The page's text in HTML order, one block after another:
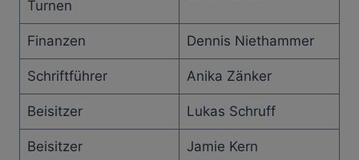
Turnen
Finanzen Dennis Niethammer
Schriftführer Anika Zänker
Beisitzer Lukas Schruff
Beisitzer Jamie Kern